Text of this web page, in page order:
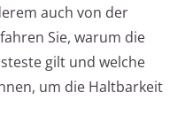
auch von der
Sie, warum die
gilt und welche
um die Haltbarkeit